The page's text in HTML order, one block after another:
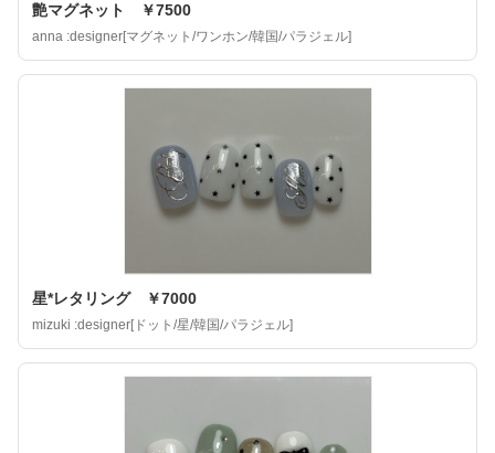
艶マグネット ￥7500
anna :designer[マグネット/ワンホン/韓国/パラジェル]
星*レタリング ￥7000
mizuki :designer[ドット/星/韓国/パラジェル]